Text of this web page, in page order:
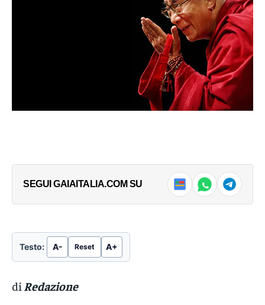
22 Aprile 2022
In "Notizie"
Non si arresta la drammatica scia di morte
SEGUI GAIAITALIA.COM SU
Testo: A- Reset A+
di Redazione